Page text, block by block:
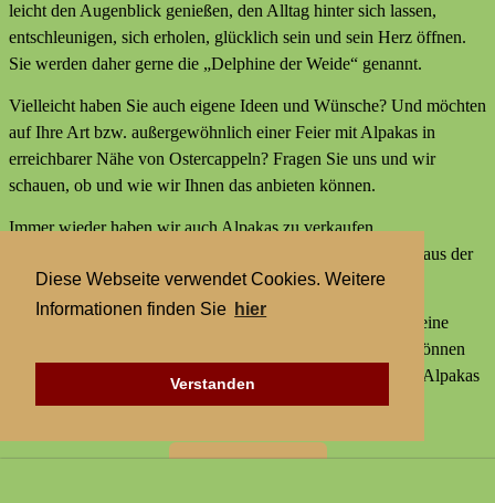
Diese Webseite verwendet Cookies. Weitere
Informationen finden Sie hier
Verstanden
leicht den Augenblick genießen, den Alltag hinter sich lassen,
entschleunigen, sich erholen, glücklich sein und sein Herz öffnen.
Sie werden daher gerne die „Delphine der Weide“ genannt.
Vielleicht haben Sie auch eigene Ideen und Wünsche? Und möchten
auf Ihre Art bzw. außergewöhnlich einer Feier mit Alpakas in
erreichbarer Nähe von Ostercappeln? Fragen Sie uns und wir
schauen, ob und wie wir Ihnen das anbieten können.
Immer wieder haben wir auch Alpakas zu verkaufen,
Alpakaprodukte, z.B. Alpakaseife oder Alpaka-Bettdecken aus der
Wolle unserer Tiere und außerdem kleine Geschenke.
Wir bieten keine externen Aktivitäten mit Alpakas an und keine
Alpaka-Wanderungen. Aber statt einer Alpakawanderung können
Sie bei uns Alpakas Mal anders erleben und einer Feier mit Alpakas
in erreichbarer Nähe von Ostercappeln.